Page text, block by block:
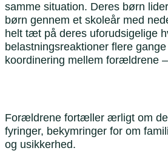
samme situation. Deres børn
børn gennem et skoleår med
helt tæt på deres uforudsigelige
belastningsreaktioner flere
koordinering mellem forældrene
Forældrene fortæller ærligt om
fyringer, bekymringer for om
og usikkerhed.